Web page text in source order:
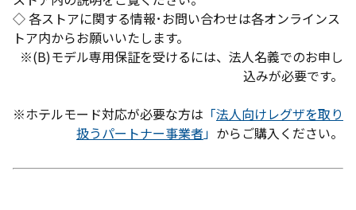
◇ 各ストアに関する情報･お問い合わせは各オンラインス
トア内からお願いいたします。
※(B)モデル専用保証を受けるには、法人名義でのお申し
込みが必要です。
※ホテルモード対応が必要な方は 「法人向けレグザを取り
扱うパートナー事業者」 からご購入ください。